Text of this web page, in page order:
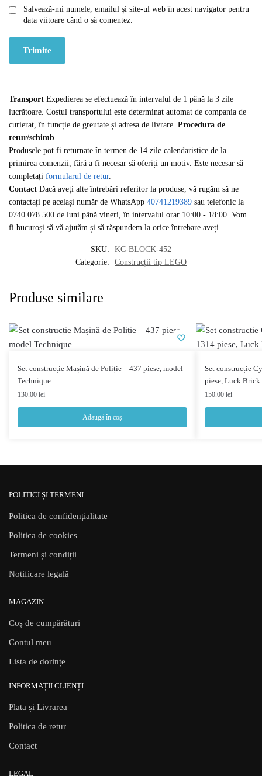
Salvează-mi numele, emailul și site-ul web în acest navigator pentru
data viitoare când o să comentez.
Transport Expedierea se efectuează în intervalul de 1 până la 3 zile
lucrătoare. Costul transportului este determinat automat de compania de
curierat, în funcție de greutate și adresa de livrare. Procedura de
retur/schimb
Produsele pot fi returnate în termen de 14 zile calendaristice de la
primirea comenzii, fără a fi necesar să oferiți un motiv. Este necesar să
completați formularul de retur.
Contact Dacă aveți alte întrebări referitor la produse, vă rugăm să ne
contactați pe același număr de WhatsApp 40741219389 sau telefonic la
0740 078 500 de luni până vineri, în intervalul orar 10:00 - 18:00. Vom
fi bucuroși să vă ajutăm și să răspundem la orice întrebare aveți.
SKU:
KC-BLOCK-452
Categorie:
Construcții tip LEGO
Produse similare
Set construcție Mașină de Poliție – 437 piese, model
Technique
130.00 lei
Adaugă în coș
Set construcție
piese, Luck Brick
150.00 lei
POLITICI ȘI TERMENI
Politica de confidențialitate
Politica de cookies
Termeni și condiții
Notificare legală
MAGAZIN
Coș de cumpărături
Contul meu
Lista de dorințe
INFORMAȚII CLIENȚI
Plata și Livrarea
Politica de retur
Contact
LEGAL